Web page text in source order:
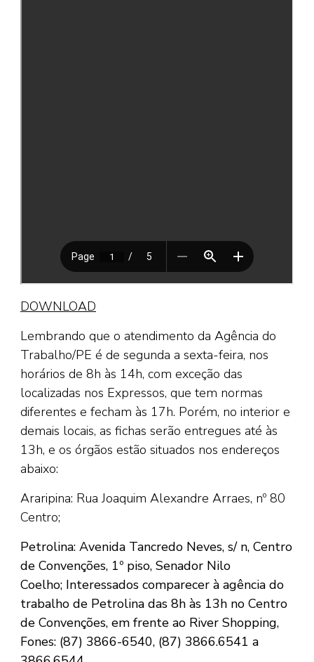
DOWNLOAD
Lembrando que o atendimento da Agência do
Trabalho/PE é de segunda a sexta-feira, nos
horários de 8h às 14h, com exceção das
localizadas nos Expressos, que tem normas
diferentes e fecham às 17h. Porém, no interior e
demais locais, as fichas serão entregues até às
13h, e os órgãos estão situados nos endereços
abaixo:
Araripina: Rua Joaquim Alexandre Arraes, nº 80
Centro;
Petrolina: Avenida Tancredo Neves, s/ n, Centro
de Convenções, 1º piso, Senador Nilo
Coelho; Interessados comparecer à agência do
trabalho de Petrolina das 8h às 13h no Centro
de Convenções, em frente ao River Shopping,
Fones: (87) 3866-6540, (87) 3866.6541 a